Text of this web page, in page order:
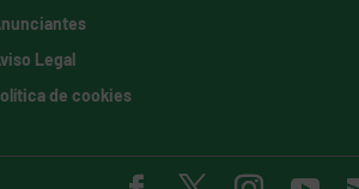
Legal
de cookies